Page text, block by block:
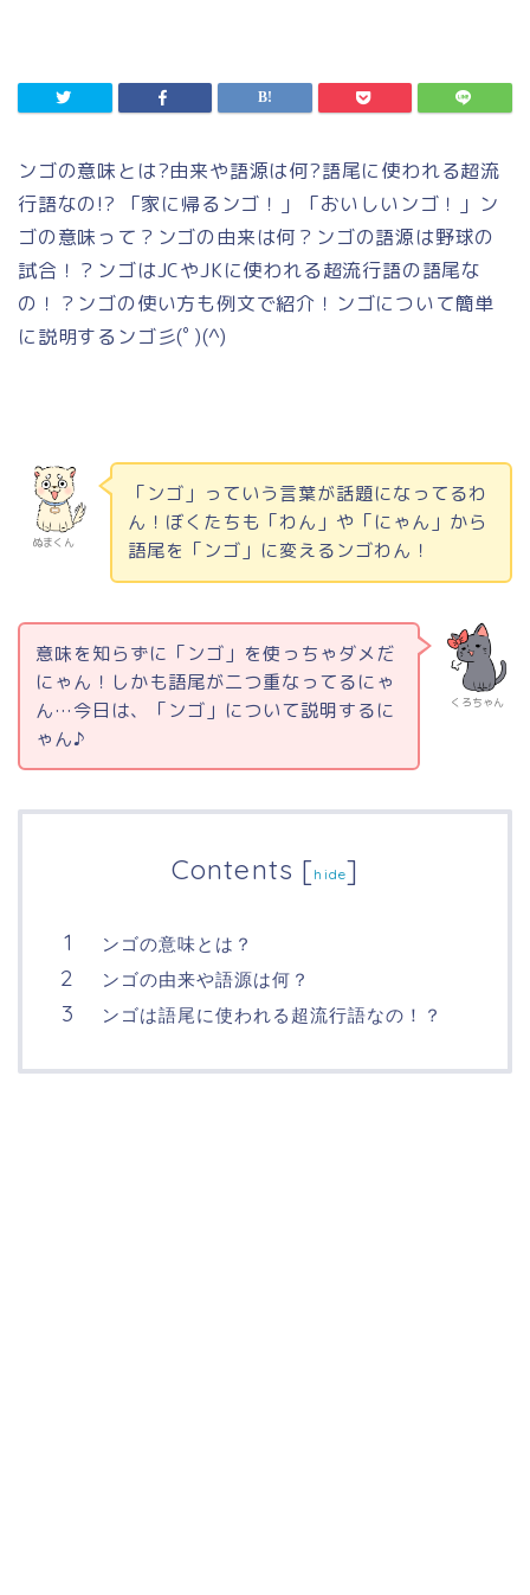
ンゴの意味とは?由来や語源は何?語尾に使われる超流
行語なの!?
「家に帰るンゴ！」「おいしいンゴ！」ン
ゴの意味って？ンゴの由来は何？ンゴの語源は野球の
試合！？ンゴはJCやJKに使われる超流行語の語尾な
の！？ンゴの使い方も例文で紹介！ンゴについて簡単
に説明するンゴ彡(ﾟ )(^)
ぬまくん
「ンゴ」っていう言葉が話題になってるわ
ん！ぼくたちも「わん」や「にゃん」から
語尾を「ンゴ」に変えるンゴわん！
くろちゃん
意味を知らずに「ンゴ」を使っちゃダメだ
にゃん！しかも語尾が二つ重なってるにゃ
ん…今日は、「ンゴ」について説明するに
ゃん♪
Contents [hide]
ンゴの意味とは？
ンゴの由来や語源は何？
ンゴは語尾に使われる超流行語なの！？